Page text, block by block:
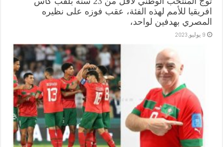
افريقيا للأمم لهذه الفئة، عقب فوزه على نظيره
المصري بهدفين لواحد،
9 يوليو,2023